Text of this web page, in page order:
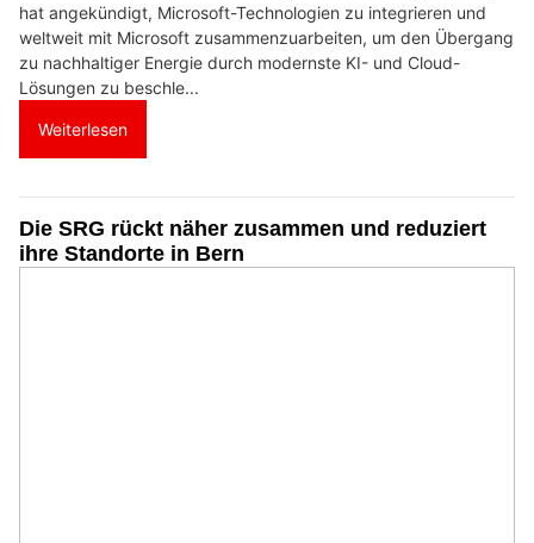
hat angekündigt, Microsoft-Technologien zu integrieren und
weltweit mit Microsoft zusammenzuarbeiten, um den Übergang
zu nachhaltiger Energie durch modernste KI- und Cloud-
Lösungen zu beschle...
Weiterlesen
Die SRG rückt näher zusammen und reduziert
ihre Standorte in Bern